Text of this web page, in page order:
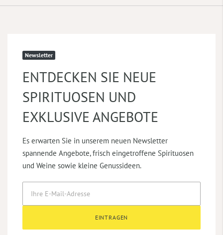
Newsletter
ENTDECKEN SIE NEUE
SPIRITUOSEN UND
EXKLUSIVE ANGEBOTE
Es erwarten Sie in unserem neuen Newsletter
spannende Angebote, frisch eingetroffene Spirituosen
und Weine sowie kleine Genussideen.
EINTRAGEN